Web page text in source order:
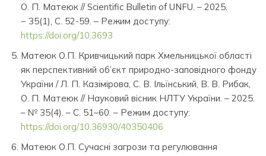
О. П. Матеюк // Scientific Bulletin of UNFU. – 2025.
− 35(1), С. 52-59. – Режим доступу:
https://doi.org/10.3693
Матеюк О.П. Кривчицький парк Хмельницької області
як перспективний об’єкт природно-заповідного фонду
України / Л. П. Казімірова, С. В. Ільїнський, В. В. Рибак,
О. П. Матеюк // Науковий вісник НЛТУ України. – 2025.
– № 35(4). – C. 51–60. – Режим доступу:
https://doi.org/10.36930/40350406
Матеюк О.П. Сучасні загрози та регулювання